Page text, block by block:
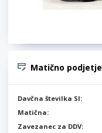
Matično podjetje
Davčna številka SI:
Matična:
Zavezanec za DDV: